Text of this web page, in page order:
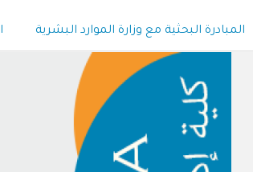
Navigation
المبادرة البحثية مع وزارة الموارد البشرية